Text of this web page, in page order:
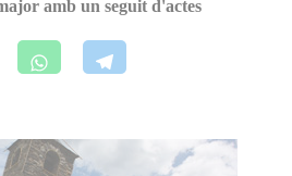
amb un seguit d'actes